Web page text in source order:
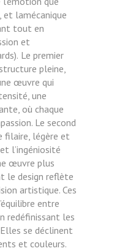
et lamécanique
tout en
et
Le premier
pleine,
œuvre qui
une
où chaque
Le second
filaire, légère et
l’ingéniosité
œuvre plus
le design reflète
artistique. Ces
entre
redéfinissant les
se déclinent
et couleurs.